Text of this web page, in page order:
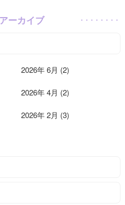
ーカイブ
2026年 6月 (2)
2026年 4月 (2)
2026年 2月 (3)